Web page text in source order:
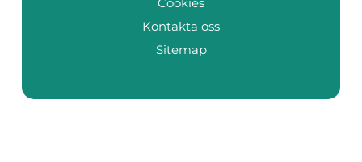
Kontakta oss
Sitemap